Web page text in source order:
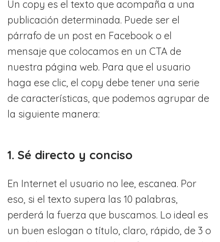
Un copy es el texto que acompaña a una
publicación determinada. Puede ser el
párrafo de un post en Facebook o el
mensaje que colocamos en un CTA de
nuestra página web. Para que el usuario
haga ese clic, el copy debe tener una serie
de características, que podemos agrupar de
la siguiente manera:
1. Sé directo y conciso
En Internet el usuario no lee, escanea. Por
eso, si el texto supera las 10 palabras,
perderá la fuerza que buscamos. Lo ideal es
un buen eslogan o título, claro, rápido, de 3 o